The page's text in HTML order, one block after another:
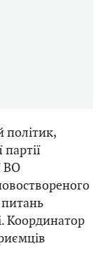
політик,
ВО
Координатор